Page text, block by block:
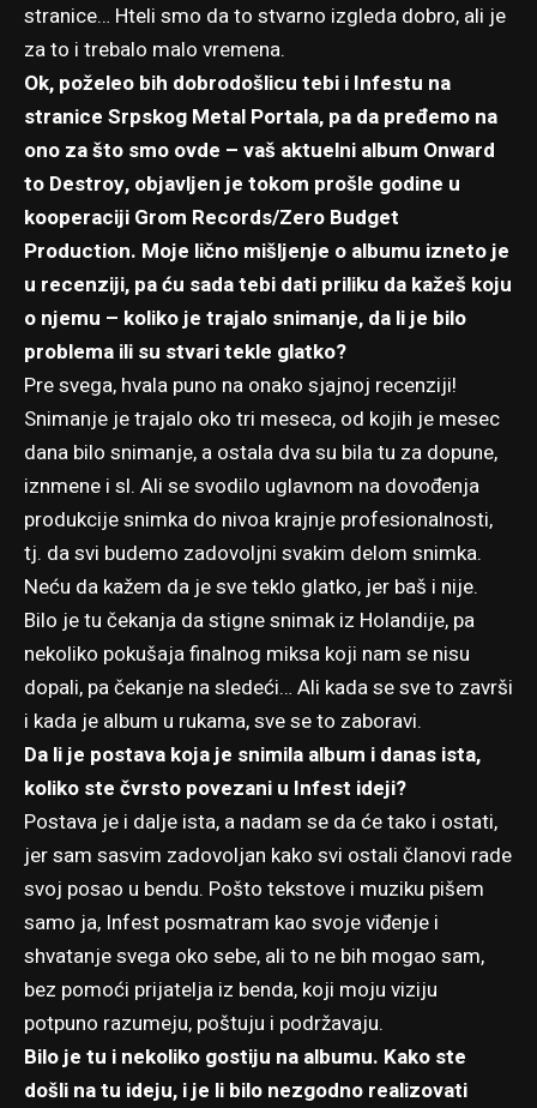
stranice… Hteli smo da to stvarno izgleda dobro, ali je
za to i trebalo malo vremena.
Ok, poželeo bih dobrodošlicu tebi i Infestu na
stranice Srpskog Metal Portala, pa da pređemo na
ono za što smo ovde – vaš aktuelni album Onward
to Destroy, objavljen je tokom prošle godine u
kooperaciji Grom Records/Zero Budget
Production. Moje lično mišljenje o albumu izneto je
u recenziji, pa ću sada tebi dati priliku da kažeš koju
o njemu – koliko je trajalo snimanje, da li je bilo
problema ili su stvari tekle glatko?
Pre svega, hvala puno na onako sjajnoj recenziji!
Snimanje je trajalo oko tri meseca, od kojih je mesec
dana bilo snimanje, a ostala dva su bila tu za dopune,
iznmene i sl. Ali se svodilo uglavnom na dovođenja
produkcije snimka do nivoa krajnje profesionalnosti,
tj. da svi budemo zadovoljni svakim delom snimka.
Neću da kažem da je sve teklo glatko, jer baš i nije.
Bilo je tu čekanja da stigne snimak iz Holandije, pa
nekoliko pokušaja finalnog miksa koji nam se nisu
dopali, pa čekanje na sledeći… Ali kada se sve to završi
i kada je album u rukama, sve se to zaboravi.
Da li je postava koja je snimila album i danas ista,
koliko ste čvrsto povezani u Infest ideji?
Postava je i dalje ista, a nadam se da će tako i ostati,
jer sam sasvim zadovoljan kako svi ostali članovi rade
svoj posao u bendu. Pošto tekstove i muziku pišem
samo ja, Infest posmatram kao svoje viđenje i
shvatanje svega oko sebe, ali to ne bih mogao sam,
bez pomoći prijatelja iz benda, koji moju viziju
potpuno razumeju, poštuju i podržavaju.
Bilo je tu i nekoliko gostiju na albumu. Kako ste
došli na tu ideju, i je li bilo nezgodno realizovati